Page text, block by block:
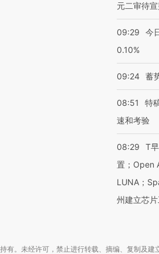
元二审待
09:29
今
0.10%
09:24 蓄
08:51
特
速和考验
08:29
T
置；Open
LUNA；
州建立芯
。未经许可，禁止进行转载、摘编、复制及建